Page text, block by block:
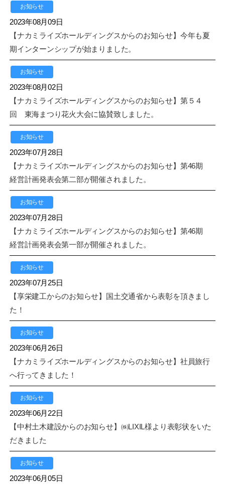
お知らせ
2023年08月09日
【ナカミライズホールディングスからのお知らせ】今年も夏
期インターンシップが始まりました。
お知らせ
2023年08月02日
【ナカミライズホールディングスからのお知らせ】第５４
回 東海まつり花火大会に協賛致しました。
お知らせ
2023年07月28日
【ナカミライズホールディングスからのお知らせ】第46期
経営計画発表会第二部が開催されました。
お知らせ
2023年07月28日
【ナカミライズホールディングスからのお知らせ】第46期
経営計画発表会第一部が開催されました。
お知らせ
2023年07月25日
【享栄建工からのお知らせ】国土交通省から表彰を頂きまし
た！
お知らせ
2023年06月26日
【ナカミライズホールディングスからのお知らせ】社員旅行
へ行ってきました！
お知らせ
2023年06月22日
【中村土木建設からのお知らせ】㈱LIXIL様より表彰状をいた
だきました
お知らせ
2023年06月05日